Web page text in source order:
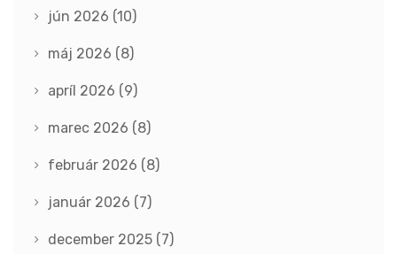
jún 2026 (10)
máj 2026 (8)
apríl 2026 (9)
marec 2026 (8)
február 2026 (8)
január 2026 (7)
december 2025 (7)